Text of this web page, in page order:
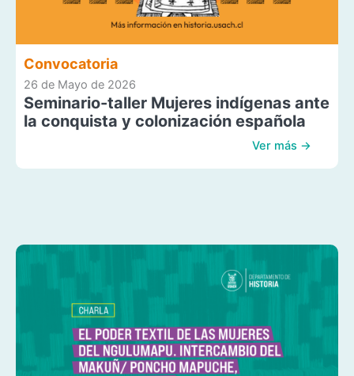
Convocatoria
26 de Mayo de 2026
Seminario-taller Mujeres indígenas ante
la conquista y colonización española
Ver más →